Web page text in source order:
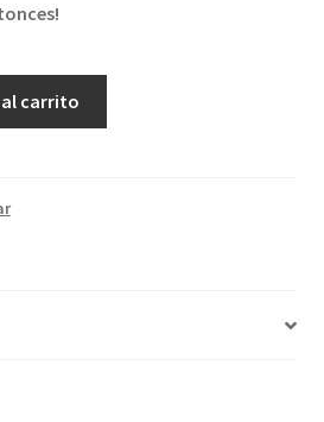
carrito